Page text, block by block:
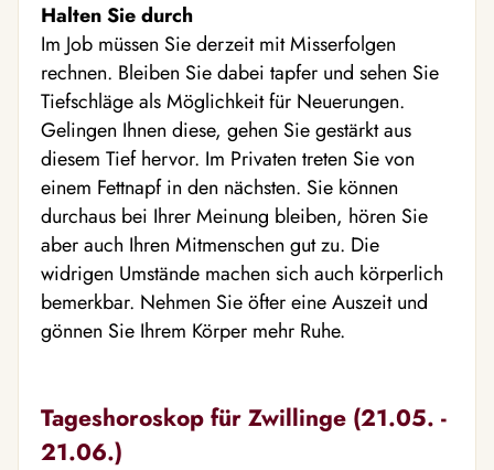
Halten Sie durch
Im Job müssen Sie derzeit mit Misserfolgen
rechnen. Bleiben Sie dabei tapfer und sehen Sie
Tiefschläge als Möglichkeit für Neuerungen.
Gelingen Ihnen diese, gehen Sie gestärkt aus
diesem Tief hervor. Im Privaten treten Sie von
einem Fettnapf in den nächsten. Sie können
durchaus bei Ihrer Meinung bleiben, hören Sie
aber auch Ihren Mitmenschen gut zu. Die
widrigen Umstände machen sich auch körperlich
bemerkbar. Nehmen Sie öfter eine Auszeit und
gönnen Sie Ihrem Körper mehr Ruhe.
Tageshoroskop für Zwillinge (21.05. -
21.06.)